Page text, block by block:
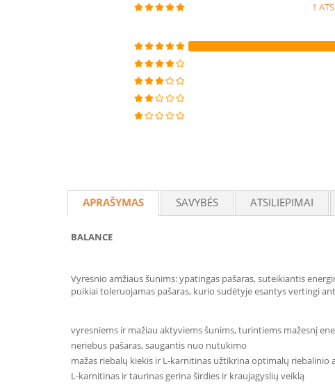
1
APRAŠYMAS SAVYBĖS ATSILIEPIMAI
BALANCE
Vyresnio amžiaus šunims: ypatingas pašaras, suteikiantis
puikiai toleruojamas pašaras, kurio sudėtyje esantys vertingi
vyresniems ir mažiau aktyviems šunims, turintiems mažesnį
neriebus pašaras, saugantis nuo nutukimo
mažas riebalų kiekis ir L-karnitinas užtikrina optimalų riebalinio
L-karnitinas ir taurinas gerina širdies ir kraujagyslių veiklą